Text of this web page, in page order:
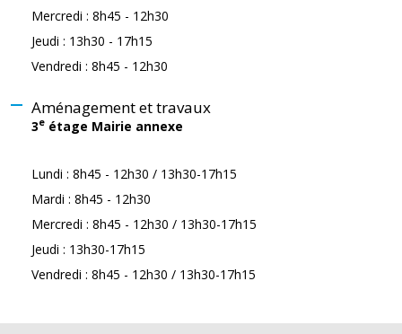
Mercredi : 8h45 - 12h30
Jeudi : 13h30 - 17h15
Vendredi : 8h45 - 12h30
Aménagement et travaux
3e étage Mairie annexe
Lundi : 8h45 - 12h30 / 13h30-17h15
Mardi : 8h45 - 12h30
Mercredi : 8h45 - 12h30 / 13h30-17h15
Jeudi : 13h30-17h15
Vendredi : 8h45 - 12h30 / 13h30-17h15